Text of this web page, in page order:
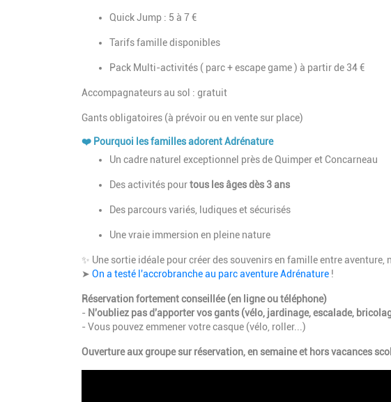
Quick Jump : 5 à 7 €
Tarifs famille disponibles
Pack Multi-activités ( parc + escape game ) à partir de 34 €
Accompagnateurs au sol : gratuit
Gants obligatoires (à prévoir ou en vente sur place)
❤️ Pourquoi les familles adorent Adrénature
Un cadre naturel exceptionnel près de Quimper et Concarneau
Des activités pourtous les âges dès 3 ans
Des parcours variés, ludiques et sécurisés
Une vraie immersion en pleine nature
✨ Une sortie idéale pour créer des souvenirs en famille entre aventure,
➤ On a testé l'accrobranche au parc aventure Adrénature !
Réservation fortement conseillée (en ligne ou téléphone)
- N'oubliez pas d'apporter vos gants (vélo, jardinage, escalade,
- Vous pouvez emmener votre casque (vélo, roller...)
Ouverture aux groupe sur réservation, en semaine et hors vacances